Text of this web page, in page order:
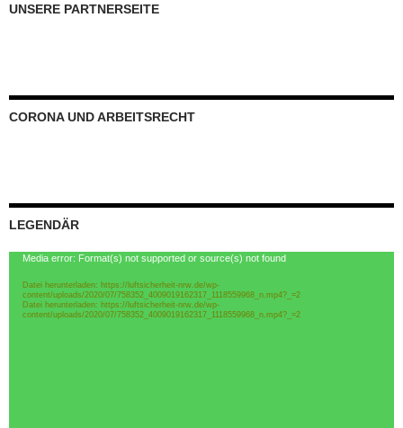
UNSERE PARTNERSEITE
CORONA UND ARBEITSRECHT
LEGENDÄR
Video-
Media error: Format(s) not supported or source(s) not found
Datei herunterladen: https://luftsicherheit-nrw.de/wp-
content/uploads/2020/07/758352_4009019162317_1118559968_n.mp4?_=2
Datei herunterladen: https://luftsicherheit-nrw.de/wp-
content/uploads/2020/07/758352_4009019162317_1118559968_n.mp4?_=2